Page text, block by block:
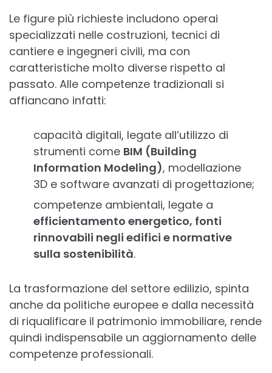
Le figure più richieste includono operai
specializzati nelle costruzioni, tecnici di
cantiere e ingegneri civili, ma con
caratteristiche molto diverse rispetto al
passato. Alle competenze tradizionali si
affiancano infatti:
capacità digitali, legate all’utilizzo di
strumenti come BIM (Building
Information Modeling), modellazione
3D e software avanzati di progettazione;
competenze ambientali, legate a
efficientamento energetico, fonti
rinnovabili negli edifici e normative
sulla sostenibilità.
La trasformazione del settore edilizio, spinta
anche da politiche europee e dalla necessità
di riqualificare il patrimonio immobiliare, rende
quindi indispensabile un aggiornamento delle
competenze professionali.